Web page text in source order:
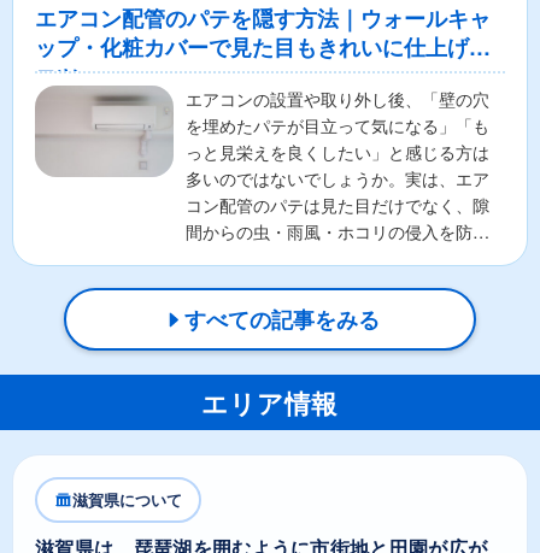
エアコン配管のパテを隠す方法｜ウォールキャ
ップ・化粧カバーで見た目もきれいに仕上げる
コツ
エアコンの設置や取り外し後、「壁の穴
を埋めたパテが目立って気になる」「も
っと見栄えを良くしたい」と感じる方は
多いのではないでしょうか。実は、エア
コン配管のパテは見た目だけでなく、隙
間からの虫・雨風・ホコリの侵入を防ぐ
すべての記事をみる
エリア情報
滋賀県について
滋賀県は、琵琶湖を囲むように市街地と田園が広が